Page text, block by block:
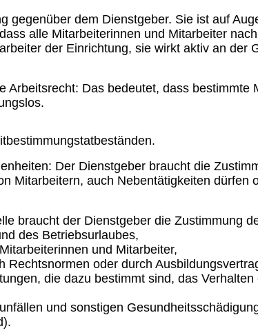
gegenüber dem Dienstgeber. Sie ist auf
alle Mitarbeiterinnen und Mitarbeiter
der Einrichtung, sie wirkt aktiv an der
Arbeitsrecht: Das bedeutet, dass
Der Dienstgeber braucht die
Mitarbeitern, auch Nebentätigkeiten
braucht der Dienstgeber die Zustimmung
des Betriebsurlaubes,
und Mitarbeiter,
oder durch
die dazu bestimmt sind, das
und sonstigen